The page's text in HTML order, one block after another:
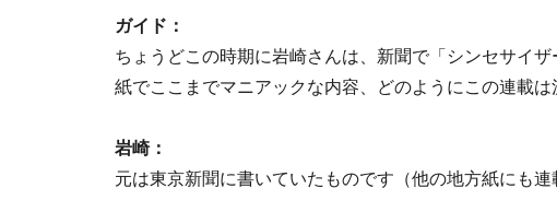
ガイド：
ちょうどこの時期に岩崎さんは、新聞で「シンセサイ
紙でここまでマニアックな内容、どのようにこの連載は
岩崎：
元は東京新聞に書いていたものです（他の地方紙にも